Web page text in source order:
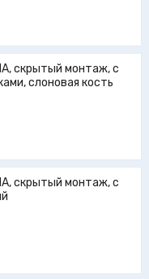
скрытый монтаж, с
слоновая кость
скрытый монтаж, с